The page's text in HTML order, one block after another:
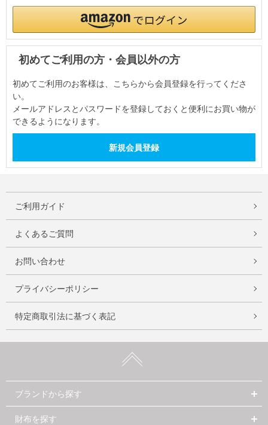
初めてご利用の方・会員以外の方
初めてご利用のお客様は、こちらから会員登録を行ってくださ
い。
メールアドレスとパスワードを登録しておくと便利にお買い物が
できるようになります。
ご利用ガイド
よくあるご質問
お問い合わせ
プライバシーポリシー
特定商取引法に基づく表記
ブランドから探す
財布を探す